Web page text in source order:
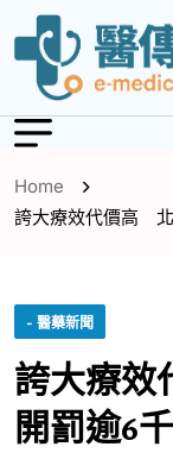
Home
誇大療效代價高
- 醫藥新聞
誇大療
開罰逾6